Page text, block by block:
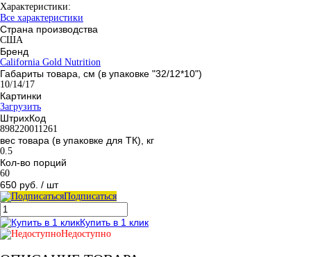
Характеристики:
Все характеристики
Страна производства
США
Бренд
California Gold Nutrition
Габариты товара, см (в упаковке "32/12*10")
10/14/17
Картинки
Загрузить
ШтрихКод
898220011261
вес товара (в упаковке для ТК), кг
0.5
Кол-во порций
60
650 руб. / шт
Подписаться
Купить в 1 клик
Недоступно